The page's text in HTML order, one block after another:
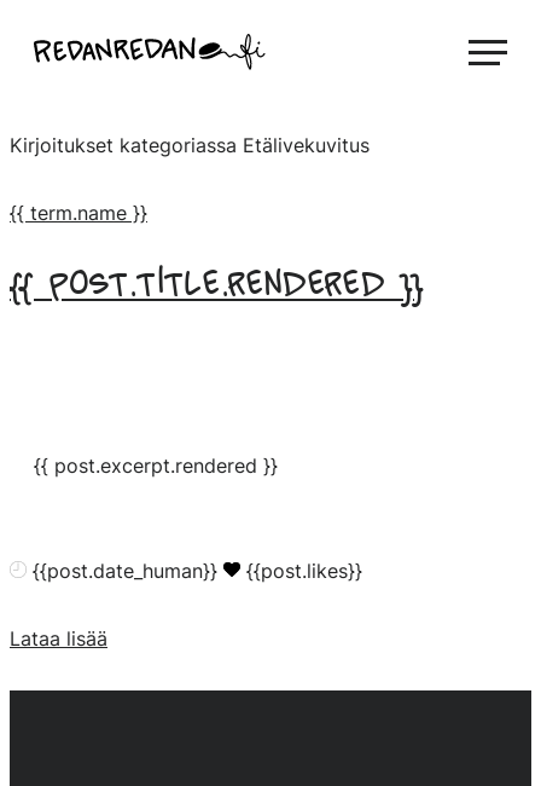
suoraan
Linda Saukko-Rauta, Redanredan Oy
piirrosvideoita
Kirjoitukset kategoriassa Etälivekuvitus
{{ term.name }}
{{ post.title.rendered }}
{{ post.excerpt.rendered }}
{{post.date_human}} {{post.likes}}
Lataa lisää